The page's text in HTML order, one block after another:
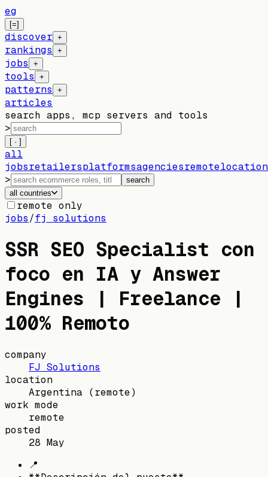
eg
[=]
discover +
rankings +
jobs +
tools +
patterns +
articles
search apps, mcp servers and tools
>
[ · ]
all
jobsretailersplatformsagenciesremote
>
search
all countries
remote only
jobs/fj solutions
SSR SEO Specialist con
foco en IA y Answer
Engines | Freelance |
100% Remoto
company
FJ Solutions
location
Argentina (remote)
work mode
remote
posted
28 May
📍